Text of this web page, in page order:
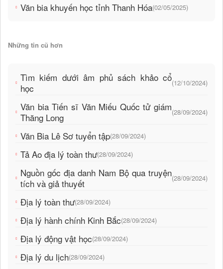
Văn bia khuyến học tỉnh Thanh Hóa(02/05/2025)
Những tin cũ hơn
Tìm kiếm dưới âm phủ sách khảo cổ
học
(12/10/2024)
Văn bia Tiến sĩ Văn Miếu Quốc tử giám
Thăng Long
(28/09/2024)
Văn Bia Lê Sơ tuyển tập(28/09/2024)
Tả Ao địa lý toàn thư(28/09/2024)
Nguồn gốc địa danh Nam Bộ qua truyện
tích và giả thuyết
(28/09/2024)
Địa lý toàn thư(28/09/2024)
Địa lý hành chính Kinh Bắc(28/09/2024)
Địa lý động vật học(28/09/2024)
Địa lý du lịch(28/09/2024)